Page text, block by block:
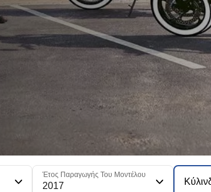
Έτος Παραγωγής Του Μοντέλου
2017